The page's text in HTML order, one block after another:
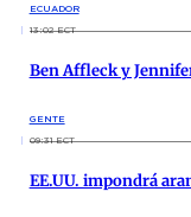
ECUADOR
13:02 ECT
Ben Affleck y
GENTE
09:31 ECT
EE.UU. impondrá